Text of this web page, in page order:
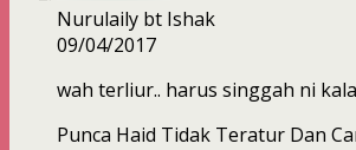
Nurulaily bt Ishak
09/04/2017
wah terliur.. harus singgah ni
Punca Haid Tidak Teratur Dan